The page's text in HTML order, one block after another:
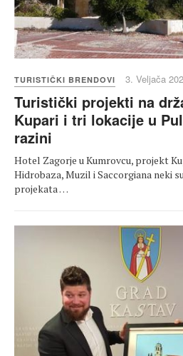
TURISTIČKI BRENDOVI 3. Veljača
Turistički projekti na
Kupari i tri lokacije u
razini
Hotel Zagorje u Kumrovcu, projekt
Hidrobaza, Muzil i Saccorgiana neki
projekata …